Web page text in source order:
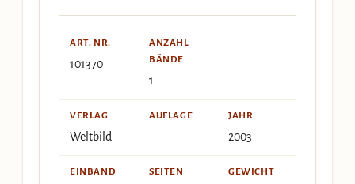
ART. NR.
101370
ANZAHL
BÄNDE
1
VERLAG
Weltbild
AUFLAGE
–
JAHR
2003
EINBAND SEITEN GEWICHT